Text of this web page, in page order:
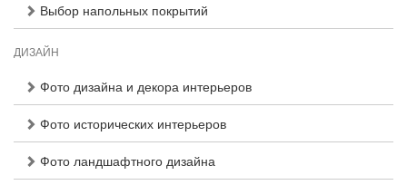
Выбор напольных покрытий
ДИЗАЙН
Фото дизайна и декора интерьеров
Фото исторических интерьеров
Фото ландшафтного дизайна